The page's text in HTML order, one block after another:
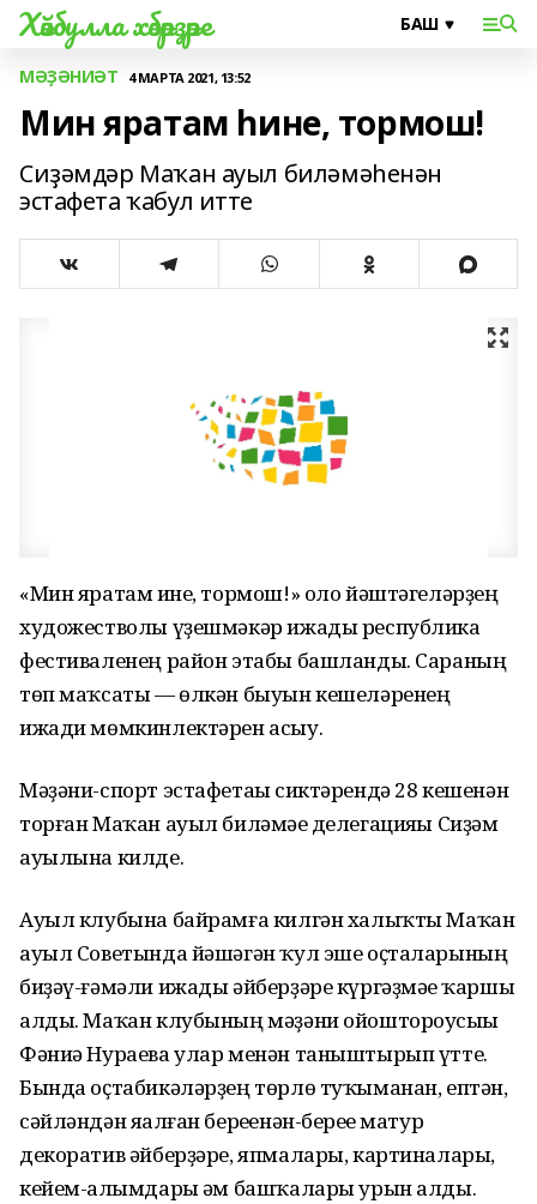
Хәйбулла хәбәрҙәре
МӘҘӘНИӘТ 4 МАРТА 2021, 13:52
Мин яратам һине, тормош!
Сиҙәмдәр Маҡан ауыл биләмәһенән
эстафета ҡабул итте
«Мин яратам һине, тормош!» оло йәштәгеләрҙең
художестволы үҙешмәкәр ижады республика
фестиваленең район этабы башланды. Сараның
төп маҡсаты — өлкән быуын кешеләренең
ижади мөмкинлектәрен асыу.
Мәҙәни-спорт эстафетаһы сиктәрендә 28 кешенән
торған Маҡан ауыл биләмәһе делегацияһы Сиҙәм
ауылына килде.
Ауыл клубына байрамға килгән халыҡты Маҡан
ауыл Советында йәшәгән ҡул эше оҫталарының
биҙәү-ғәмәли ижады әйберҙәре күргәҙмәһе ҡаршы
алды. Маҡан клубының мәҙәни ойоштороусыһы
Фәниә Нураева улар менән таныштырып үтте.
Бында оҫтабикәләрҙең төрлө туҡыманан, ептән,
сәйләндән яһалған береһенән-береһе матур
декоратив әйберҙәре, япмалары, картиналары,
кейем-һалымдары һәм башҡалары урын алды.